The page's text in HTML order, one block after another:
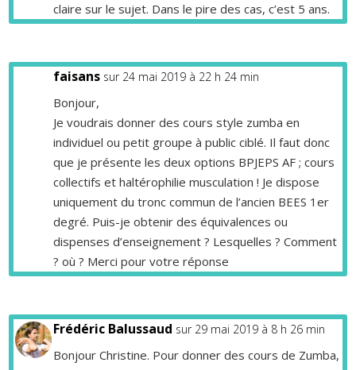
claire sur le sujet. Dans le pire des cas, c’est 5 ans.
faisans sur 24 mai 2019 à 22 h 24 min
Bonjour,
Je voudrais donner des cours style zumba en
individuel ou petit groupe à public ciblé. Il faut donc
que je présente les deux options BPJEPS AF ; cours
collectifs et haltérophilie musculation ! Je dispose
uniquement du tronc commun de l’ancien BEES 1er
degré. Puis-je obtenir des équivalences ou
dispenses d’enseignement ? Lesquelles ? Comment
? où ? Merci pour votre réponse
Frédéric Balussaud sur 29 mai 2019 à 8 h 26 min
Bonjour Christine. Pour donner des cours de Zumba,